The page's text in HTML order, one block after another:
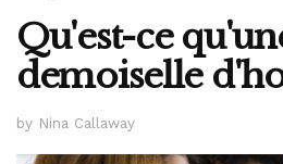
Qu'est-ce
demoiselle
by Nina Callaway